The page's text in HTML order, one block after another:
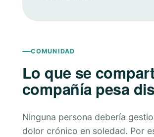
COMUNIDAD
Lo que se
compañía pesa
Ninguna persona debería
dolor crónico en soledad. Por